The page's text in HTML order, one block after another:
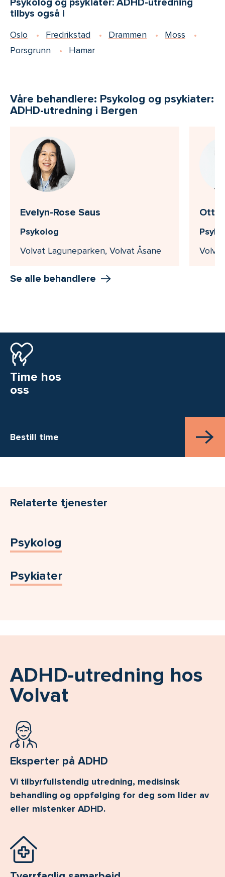
Psykolog og psykiater: ADHD-utredning
tilbys også i
Oslo Fredrikstad Drammen
Moss
Porsgrunn
Hamar
Våre behandlere: Psykolog og psykiater:
ADHD-utredning i Bergen
Evelyn-Rose Saus
Psykolog
Volvat Laguneparken, Volvat Åsane
Se alle behandlere
Time hos
oss
Bestill time
Relaterte tjenester
Psykolog
Psykiater
ADHD-utredning hos
Volvat
Eksperter på ADHD
Vi tilbyrfullstendig utredning, medisinsk
behandling og oppfølging for deg som lider av
eller mistenker ADHD.